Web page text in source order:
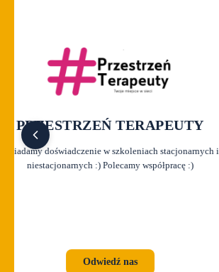
PRZESTRZEŃ TERAPEUTY
Posiadamy doświadczenie w szkoleniach stacjonarnych i
niestacjonarnych :) Polecamy współpracę :)
Odwiedź nas